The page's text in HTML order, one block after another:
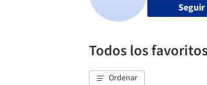
Seguir
Todos los
Ordenar